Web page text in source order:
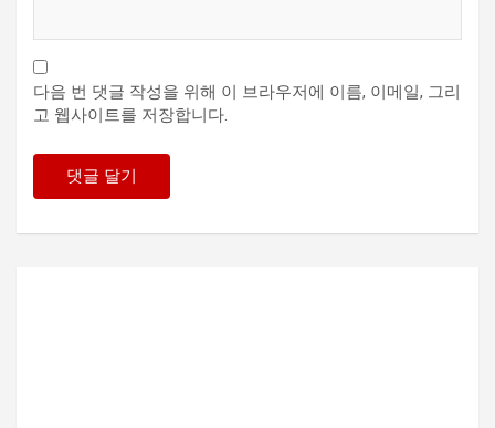
다음 번 댓글 작성을 위해 이 브라우저에 이름, 이메일, 그리
고 웹사이트를 저장합니다.